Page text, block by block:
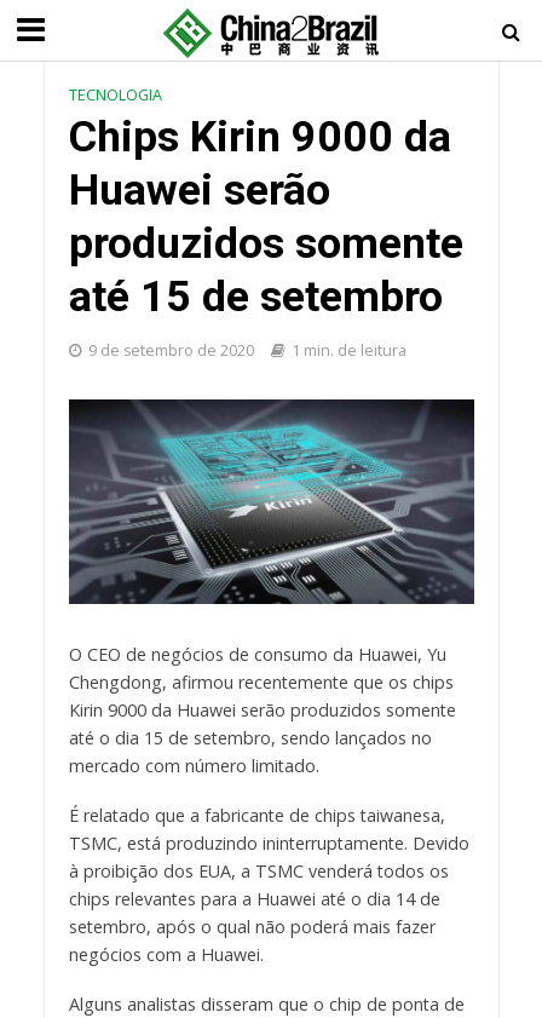
TECNOLOGIA
Chips Kirin 9000 da
Huawei serão
produzidos somente
até 15 de setembro
9 de setembro de 2020 1 min. de leitura
O CEO de negócios de consumo da Huawei, Yu
Chengdong, afirmou recentemente que os chips
Kirin 9000 da Huawei serão produzidos somente
até o dia 15 de setembro, sendo lançados no
mercado com número limitado.
É relatado que a fabricante de chips taiwanesa,
TSMC, está produzindo ininterruptamente. Devido
à proibição dos EUA, a TSMC venderá todos os
chips relevantes para a Huawei até o dia 14 de
setembro, após o qual não poderá mais fazer
negócios com a Huawei.
Alguns analistas disseram que o chip de ponta de